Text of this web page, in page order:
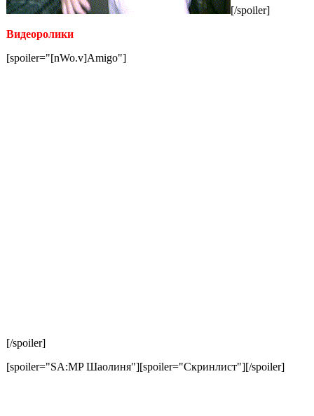
[/spoiler]
Видеоролики
[spoiler="[nWo.v]Amigo"]
[/spoiler]
[spoiler="SA:MP Шаолиня"][spoiler="Скринлист"][/spoiler]